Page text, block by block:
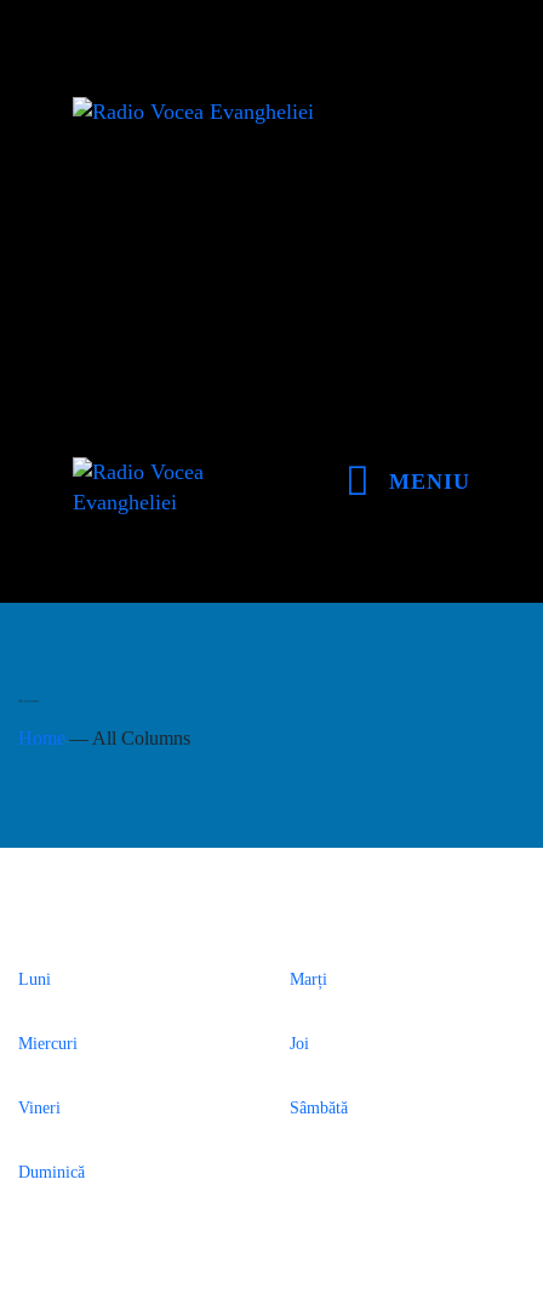
MENIU
All Columns
Home All Columns
Luni Marți
Miercuri Joi
Vineri Sâmbătă
Duminică